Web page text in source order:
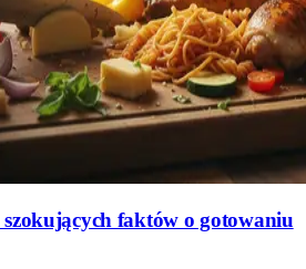
faktów o gotowaniu